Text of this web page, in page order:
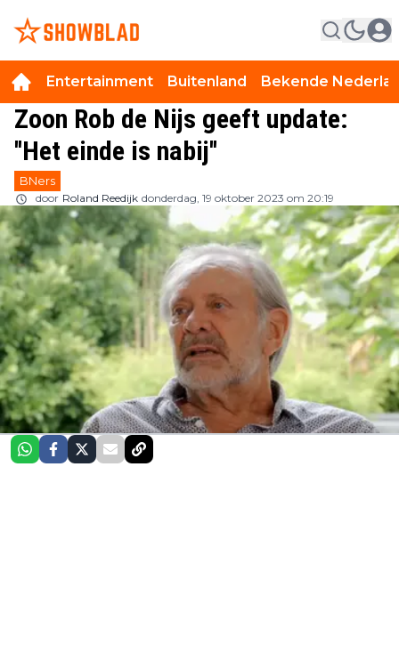
Entertainment Buitenland Bekende
Zoon Rob de Nijs geeft update:
''Het einde is nabij''
BNers
door Roland Reedijk donderdag, 19 oktober 2023 om 20:19